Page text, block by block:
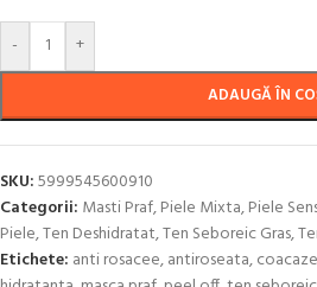
- +
ADAUGĂ ÎN
SKU:5999545600910
Categorii: Masti Praf,Piele Mixta,Piele
Piele,Ten Deshidratat,Ten Seboreic Gras,
Etichete: anti rosacee,antiroseata,